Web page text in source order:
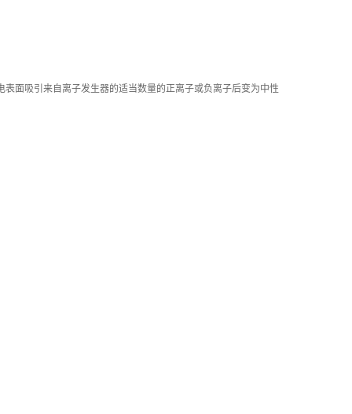
表面吸引来自离子发生器的适当数量的正离子或负离子后变为中性